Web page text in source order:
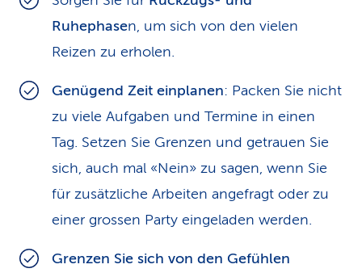
Ruhephasen, um sich von den vielen
Reizen zu erholen.
Genügend Zeit einplanen: Packen Sie nicht
zu viele Aufgaben und Termine in einen
Tag. Setzen Sie Grenzen und getrauen Sie
sich, auch mal «Nein» zu sagen, wenn Sie
für zusätzliche Arbeiten angefragt oder zu
einer grossen Party eingeladen werden.
Grenzen Sie sich von den Gefühlen